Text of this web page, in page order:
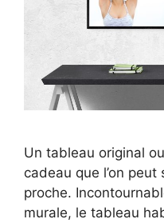
Un tableau original
cadeau que l’on peut
proche.
murale, le tableau